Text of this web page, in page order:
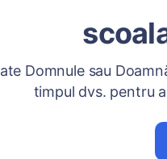
Domnule sau
timpul dvs. pentru